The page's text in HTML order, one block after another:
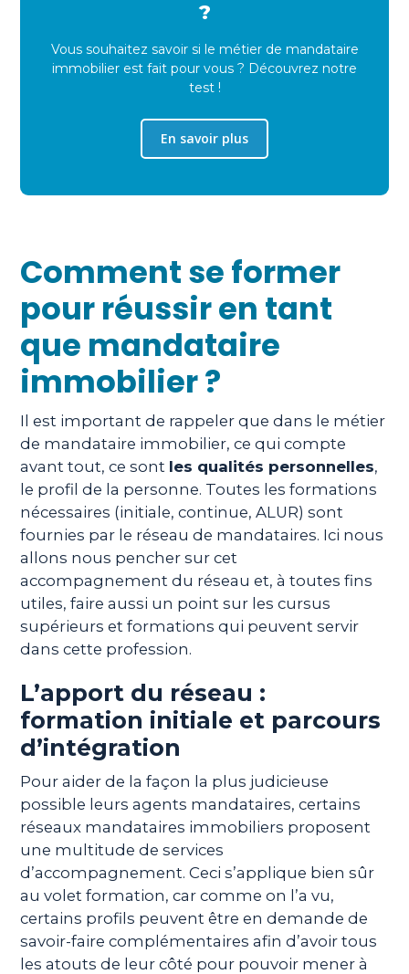
?
Vous souhaitez savoir si le métier de mandataire
immobilier est fait pour vous ? Découvrez notre
test !
En savoir plus
Comment se former
pour réussir en tant
que mandataire
immobilier ?
Il est important de rappeler que dans le métier
de mandataire immobilier, ce qui compte
avant tout, ce sont les qualités personnelles,
le profil de la personne. Toutes les formations
nécessaires (initiale, continue, ALUR) sont
fournies par le réseau de mandataires. Ici nous
allons nous pencher sur cet
accompagnement du réseau et, à toutes fins
utiles, faire aussi un point sur les cursus
supérieurs et formations qui peuvent servir
dans cette profession.
L’apport du réseau :
formation initiale et parcours
d’intégration
Pour aider de la façon la plus judicieuse
possible leurs agents mandataires, certains
réseaux mandataires immobiliers proposent
une multitude de services
d’accompagnement. Ceci s’applique bien sûr
au volet formation, car comme on l’a vu,
certains profils peuvent être en demande de
savoir-faire complémentaires afin d’avoir tous
les atouts de leur côté pour pouvoir mener à